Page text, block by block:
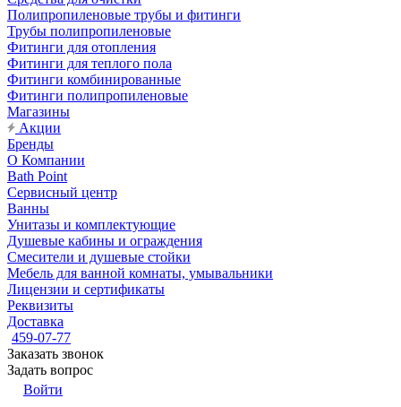
Полипропиленовые трубы и фитинги
Трубы полипропиленовые
Фитинги для отопления
Фитинги для теплого пола
Фитинги комбинированные
Фитинги полипропиленовые
Магазины
Акции
Бренды
О Компании
Bath Point
Сервисный центр
Ванны
Унитазы и комплектующие
Душевые кабины и ограждения
Смесители и душевые стойки
Мебель для ванной комнаты, умывальники
Лицензии и сертификаты
Реквизиты
Доставка
459-07-77
Заказать звонок
Задать вопрос
Войти